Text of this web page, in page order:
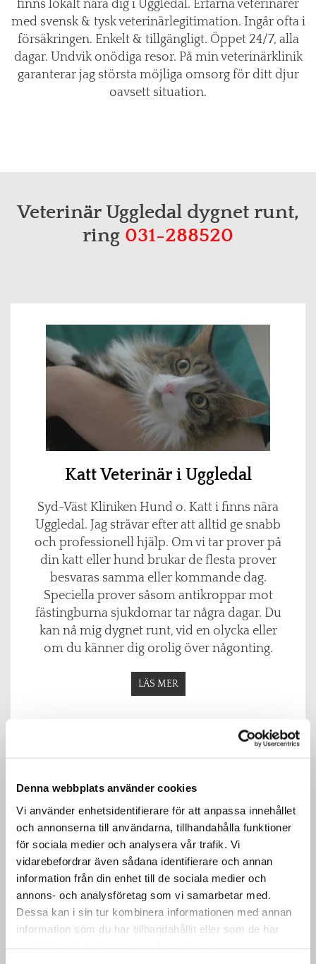
Denna webbplats använder cookies
Vi använder enhetsidentifierare för att anpassa innehållet
och annonserna till användarna, tillhandahålla funktioner
för sociala medier och analysera vår trafik. Vi
vidarebefordrar även sådana identifierare och annan
information från din enhet till de sociala medier och
annons- och analysföretag som vi samarbetar med.
Dessa kan i sin tur kombinera informationen med annan
information som du har tillhandahållit eller som de har
finns lokalt nära dig i Uggledal. Erfarna veterinärer
med svensk & tysk veterinärlegitimation. Ingår ofta i
försäkringen. Enkelt & tillgängligt. Öppet 24/7, alla
dagar. Undvik onödiga resor. På min veterinärklinik
garanterar jag största möjliga omsorg för ditt djur
oavsett situation.
Veterinär Uggledal dygnet runt,
ring 031-288520
Katt Veterinär i Uggledal
Syd-Väst Kliniken Hund o. Katt i finns nära
Uggledal. Jag strävar efter att alltid ge snabb
och professionell hjälp. Om vi tar prover på
din katt eller hund brukar de flesta prover
besvaras samma eller kommande dag.
Speciella prover såsom antikroppar mot
fästingburna sjukdomar tar några dagar. Du
kan nå mig dygnet runt, vid en olycka eller
om du känner dig orolig över någonting.
LÄS MER
Hund Veterinär i Uggledal